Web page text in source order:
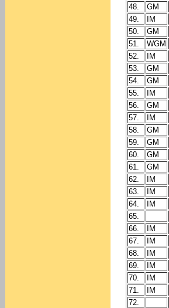
48.
GM
49.
IM
50.
GM
51.
WGM
52.
IM
53.
GM
54.
GM
55.
IM
56.
GM
57.
IM
58.
GM
59.
GM
60.
GM
61.
GM
62.
IM
63.
IM
64.
IM
65.
66.
IM
67.
IM
68.
IM
69.
IM
70.
IM
71.
IM
72.